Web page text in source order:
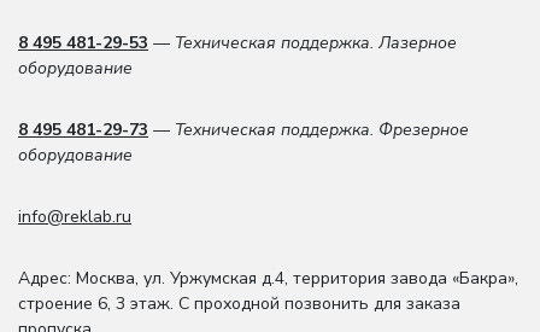
8 495 481-29-53 — Техническая поддержка. Лазерное
оборудование
8 495 481-29-73 — Техническая поддержка. Фрезерное
оборудование
info@reklab.ru
Адрес: Москва, ул. Уржумская д.4, территория завода «Бакра»,
строение 6, 3 этаж. С проходной позвонить для заказа